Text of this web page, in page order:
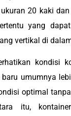
20 kaki
yang dapat
vertikal di
kondisi
umumnya
optimal
itu,